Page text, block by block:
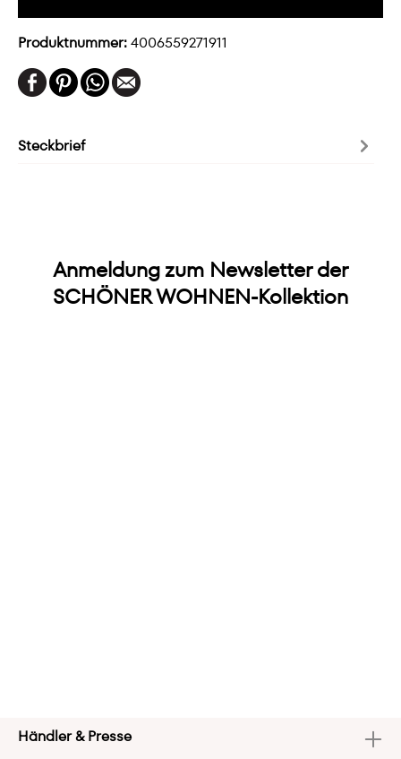
Produktnummer:4006559271911
Steckbrief
Anmeldung zum Newsletter der
SCHÖNER WOHNEN-Kollektion
Händler & Presse